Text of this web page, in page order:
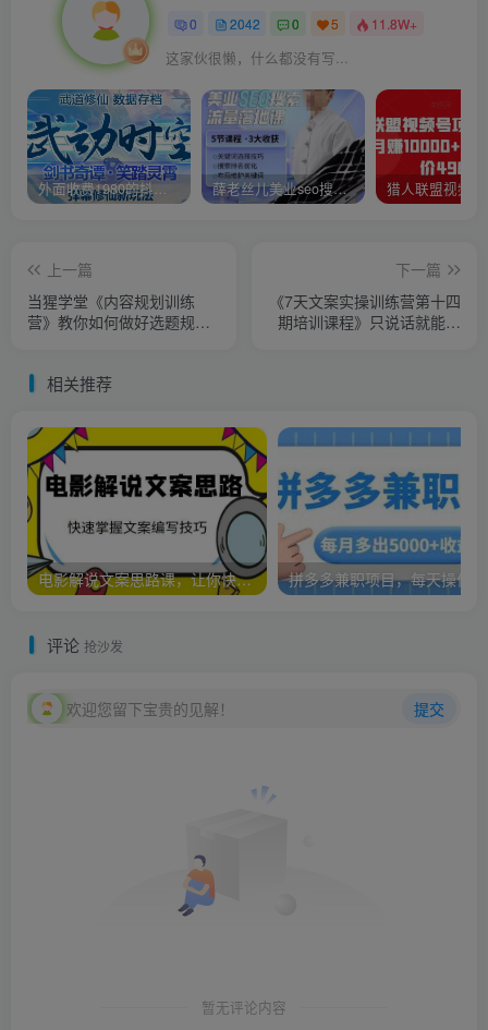
0 2042 0 5 11.8W+
这家伙很懒，什么都没有写...
外面收费1980的抖音武动时空直播项目，无需真人出镜，实时互动直播【软件+详细教程】 薛老丝儿美业seo搜索流量落地课，一周暴涨20w粉丝，全干货讲解
上一篇
当猩学堂《内容规划训练
营》教你如何做好选题规划
下一篇
《7天文案实操训练营第十四
期培训课程》只说话就能火
相关推荐
电影解说文案思路课，让你快速掌握文案编写的技巧（3节视频课程）
评论 抢沙发
欢迎您留下宝贵的见解！ 提交
暂无评论内容